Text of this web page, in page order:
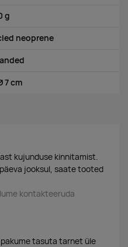
g
neoprene
7 cm
kujunduse kinnitamist.
jooksul, saate tooted
kontakteeruda
tasuta tarnet üle